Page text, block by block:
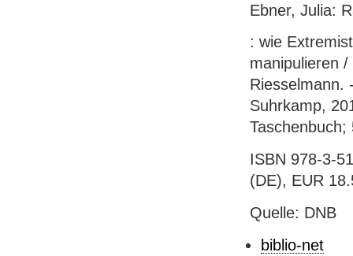
Ebner, Julia:
: wie
manipulieren
Riesselmann.
Suhrkamp,
Taschenbuch;
ISBN 978-3-
(DE), EUR
Quelle: DNB
biblio-net